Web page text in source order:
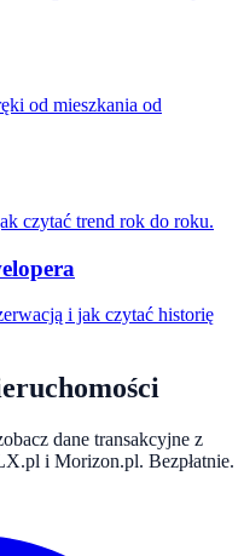
od mieszkania od
czytać trend rok do roku.
i jak czytać historię
dane transakcyjne z
i Morizon.pl. Bezpłatnie.